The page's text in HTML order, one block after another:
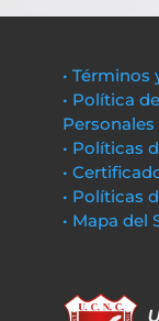
•
• Política
Personales
• Políticas
•
• Políticas
• Mapa del